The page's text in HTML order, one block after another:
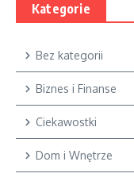
Kategorie
Bez kategorii
Biznes i Finanse
Ciekawostki
Dom i Wnętrze